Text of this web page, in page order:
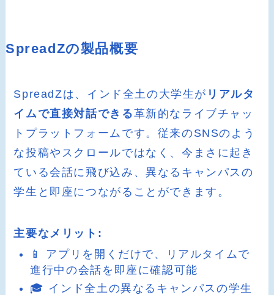
SpreadZの製品概要
SpreadZは、インド全土の大学生が リアルタ
イムで直接対話できる革新的なライブチャッ
トプラットフォームです。従来のSNSのよう
な投稿やスクロールではなく、今まさに起き
ている会話に飛び込み、異なるキャンパスの
学生と即座につながることができます。
主要なメリット:
📱 アプリを開くだけで、リアルタイムで
進行中の会話を即座に確認可能
🎓 インド全土の異なるキャンパスの学生